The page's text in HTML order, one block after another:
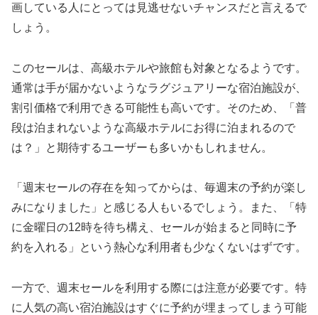
画している人にとっては見逃せないチャンスだと言えるで
しょう。
このセールは、高級ホテルや旅館も対象となるようです。
通常は手が届かないようなラグジュアリーな宿泊施設が、
割引価格で利用できる可能性も高いです。そのため、「普
段は泊まれないような高級ホテルにお得に泊まれるので
は？」と期待するユーザーも多いかもしれません。
「週末セールの存在を知ってからは、毎週末の予約が楽し
みになりました」と感じる人もいるでしょう。また、「特
に金曜日の12時を待ち構え、セールが始まると同時に予
約を入れる」という熱心な利用者も少なくないはずです。
一方で、週末セールを利用する際には注意が必要です。特
に人気の高い宿泊施設はすぐに予約が埋まってしまう可能